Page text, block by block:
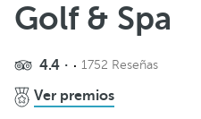
Golf & Spa
4.4 1752 Reseñas
Ver premios